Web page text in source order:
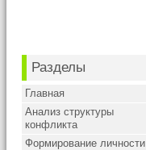
Разделы
Главная
Анализ структуры
конфликта
Формирование личности